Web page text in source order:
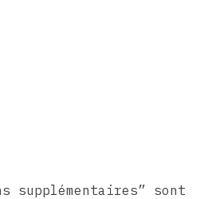
supplémentaires” sont